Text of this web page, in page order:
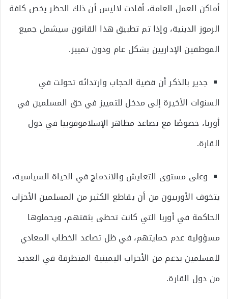
أماكن العمل العامة، أفادت لاليس أن ذلك الحظر يخص كافة
الرموز الدينية، وإذا تم تطبيق هذا القانون سيشمل جميع
الموظفين الإداريين بشكل عام ودون تمييز.
جدير بالذكر أن قضية الحجاب وارتدائه تحولت في
السنوات الأخيرة إلى مدخل للتمييز في حق المسلمين في
أوربا، خصوصًا مع تصاعد مظاهر الإسلاموفوبيا في دول
القارة.
وعلى مستوى التعايش والاندماج في الحياة السياسية،
يتخوف الأوربيون من أن يقاطع الكثير من المسلمين الأحزاب
الحاكمة في أوربا التي كانت تحظى بثقتهم، ويحملوها
مسؤولية عدم حمايتهم، في ظل تصاعد الخطاب المعادي
للمسلمين بدعم من الأحزاب اليمينية المتطرفة في العديد
من دول القارة.